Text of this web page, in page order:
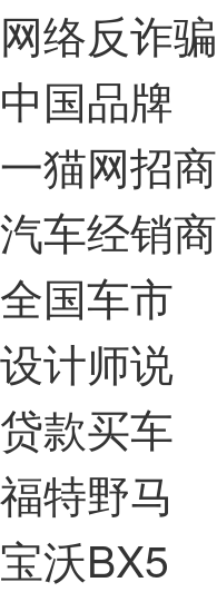
网络反诈骗
中国品牌
一猫网招商
汽车经销商
全国车市
设计师说
贷款买车
福特野马
宝沃BX5